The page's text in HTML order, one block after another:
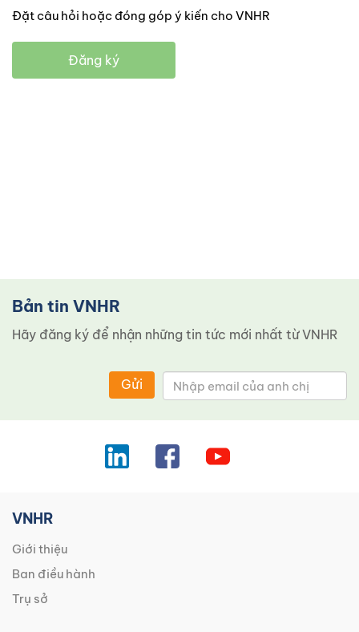
Đặt câu hỏi hoặc đóng góp ý kiến cho VNHR
Đăng ký
Bản tin VNHR
Hãy đăng ký để nhận những tin tức mới nhất từ ​​VNHR
Gửi
VNHR
Giới thiệu
Ban điều hành
Trụ sở